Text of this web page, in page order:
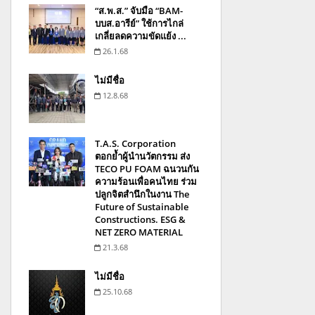
“ส.พ.ส.” จับมือ “BAM-
บบส.อารีย์” ใช้การไกล่
เกลี่ยลดความขัดแย้ง ...
26.1.68
ไม่มีชื่อ
12.8.68
T.A.S. Corporation
ตอกย้ำผู้นำนวัตกรรม ส่ง
TECO PU FOAM ฉนวนกัน
ความร้อนเพื่อคนไทย ร่วม
ปลูกจิตสำนึกในงาน The
Future of Sustainable
Constructions. ESG &
NET ZERO MATERIAL
21.3.68
ไม่มีชื่อ
25.10.68